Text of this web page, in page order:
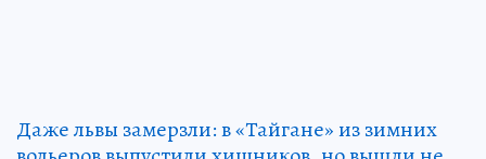
Даже львы замерзли: в «Тайгане» из зимних